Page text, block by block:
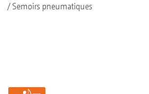
Semoirs pneumatiques